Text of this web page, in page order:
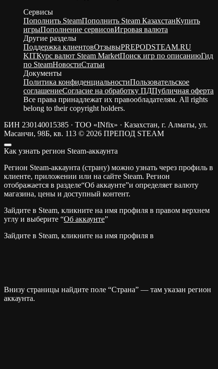
Сервисы
Пополнить SteamПополнить Steam КазахстанКупить
игрыПополнение сервисовИгровая валюта
Другие разделы
Поддержка клиентовОтзывыPREPODSTEAM.RU
KITКурс валют Steam MarketПоиск игр по описаниюГид
по SteamНовостиСтатьи
Документы
Политика конфиденциальностиПользовательское
соглашениеСогласие на обработку ПДПубличная оферта
Все права принадлежат их правообладателям. All rights
belong to their copyright holders.
БИН 230140015385 · ТОО «INfix» · Казахстан, г. Алматы, ул.
Масанчи, 98Б, кв. 113 © 2026 ПРЕПОД STEAM
Как узнать регион Steam-аккаунта
Регион Steam-аккаунта (страну) можно узнать через профиль в
клиенте, приложении или на сайте Steam. Регион
отображается в разделе“Об аккаунте”и определяет валюту
магазина, цены и доступный контент.
Зайдите в Steam, кликните на имя профиля в правом верхнем
углу и выберите “Об аккаунте”
Зайдите в Steam, кликните на имя профиля в
Внизу страницы найдите поле “Страна” — там указан регион
аккаунта.